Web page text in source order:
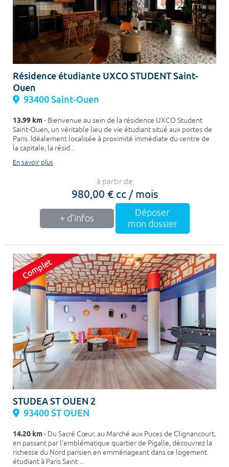
Résidence étudiante UXCO STUDENT Saint-
Ouen
93400 Saint-Ouen
13.99 km- Bienvenue au sein de la résidence UXCO Student
Saint-Ouen, un véritable lieu de vie étudiant situé aux portes de
Paris. Idéalement localisée à proximité immédiate du centre de
la capitale, la résid...
En savoir plus
à partir de
980,00 € cc / mois
+ d'infos
Déposer
mon dossier
STUDEA ST OUEN 2
93400 ST OUEN
14.20 km- Du Sacré Cœur, au Marché aux Puces de Clignancourt,
en passant par l’emblématique quartier de Pigalle, découvrez la
richesse du Nord parisien en emménageant dans ce logement
étudiant à Paris Saint ...